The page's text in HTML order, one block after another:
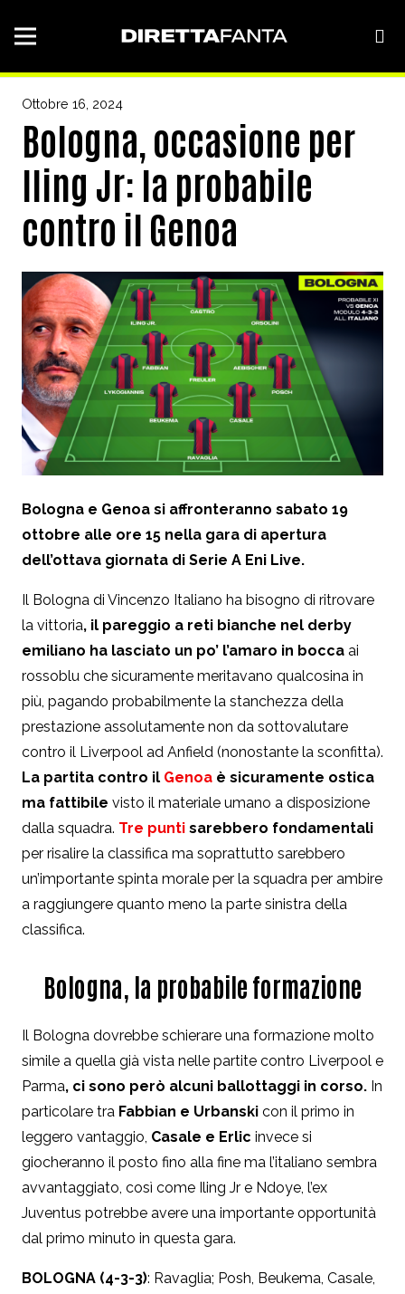
Ottobre 16, 2024
Bologna, occasione per
Iling Jr: la probabile
contro il Genoa
Bologna e Genoa si affronteranno sabato 19
ottobre alle ore 15 nella gara di apertura
dell’ottava giornata di Serie A Eni Live.
Il Bologna di Vincenzo Italiano ha bisogno di ritrovare
la vittoria, il pareggio a reti bianche nel derby
emiliano ha lasciato un po’ l’amaro in bocca ai
rossoblu che sicuramente meritavano qualcosina in
più, pagando probabilmente la stanchezza della
prestazione assolutamente non da sottovalutare
contro il Liverpool ad Anfield (nonostante la sconfitta).
La partita contro il Genoa è sicuramente ostica
ma fattibile visto il materiale umano a disposizione
dalla squadra. Tre punti sarebbero fondamentali
per risalire la classifica ma soprattutto sarebbero
un’importante spinta morale per la squadra per ambire
a raggiungere quanto meno la parte sinistra della
classifica.
Bologna, la probabile formazione
Il Bologna dovrebbe schierare una formazione molto
simile a quella già vista nelle partite contro Liverpool e
Parma, ci sono però alcuni ballottaggi in corso. In
particolare tra Fabbian e Urbanski con il primo in
leggero vantaggio, Casale e Erlic invece si
giocheranno il posto fino alla fine ma l’italiano sembra
avvantaggiato, così come Iling Jr e Ndoye, l’ex
Juventus potrebbe avere una importante opportunità
dal primo minuto in questa gara.
BOLOGNA (4-3-3): Ravaglia; Posh, Beukema, Casale,